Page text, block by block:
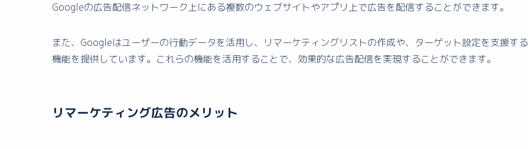
Googleの広告配信ネットワーク上にある複数のウェブサイトやアプリ上で広告を配信することができます。
また、Googleはユーザーの行動データを活用し、リマーケティングリストの作成や、ターゲット設定を支援する
機能を提供しています。これらの機能を活用することで、効果的な広告配信を実現することができます。
リマーケティング広告のメリット